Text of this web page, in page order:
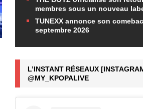
membres sous un nouveau
TUNEXX annonce son
septembre 2026
L’INSTANT RÉSEAUX
@MY_KPOPALIVE